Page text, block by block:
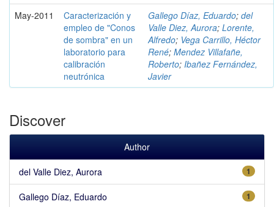
May-2011
Caracterización y
empleo de "Conos
de sombra" en un
laboratorio para
calibración
neutrónica
Gallego Díaz, Eduardo; del
Valle Diez, Aurora; Lorente,
Alfredo; Vega Carrillo, Héctor
René; Mendez Villafañe,
Roberto; Ibañez Fernández,
Javier
Discover
Author
1
del Valle Diez, Aurora
1
Gallego Díaz, Eduardo